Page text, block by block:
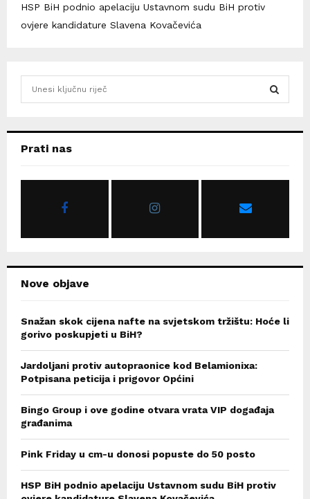
HSP BiH podnio apelaciju Ustavnom sudu BiH protiv
ovjere kandidature Slavena Kovačevića
hPrati nas
Nove objave
Snažan skok cijena nafte na svjetskom tržištu: Hoće li
gorivo poskupjeti u BiH?
Jardoljani protiv autopraonice kod Belamionixa:
Potpisana peticija i prigovor Općini
Bingo Group i ove godine otvara vrata VIP događaja
građanima
Pink Friday u cm-u donosi popuste do 50 posto
HSP BiH podnio apelaciju Ustavnom sudu BiH protiv